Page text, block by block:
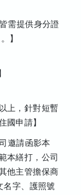
需提供身分證
】
上，針對短暫
國申請】
邀請函影本
本繕打，公司
他主管擔保商
名字、護照號